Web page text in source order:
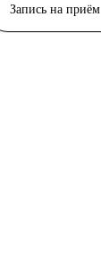
Запись на приём